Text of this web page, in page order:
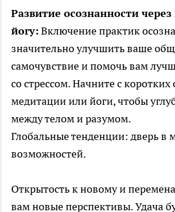
Развитие осознанности
йогу: Включение практик
значительно улучшить ваше
самочувствие и помочь вам
со стрессом. Начните с коротких
медитации или йоги, чтобы
между телом и разумом.
Глобальные тенденции: дверь в
возможностей.
Открытость к новому и
вам новые перспективы. Удача